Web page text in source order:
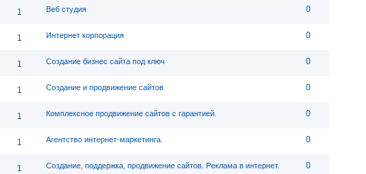
1 Веб студия 0
1 Интернет корпорация 0
1 Создание бизнес сайта под ключ 0
1 Создание и продвижение сайтов 0
1 Комплексное продвижение сайтов с гарантией. 0
1 Агентство интернет-маркетинга. 0
1 Создание, поддержка, продвижение сайтов. Реклама в интернет. 0